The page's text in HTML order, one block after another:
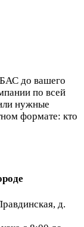
до вашего
по всей
нужные
формате: кто
д.